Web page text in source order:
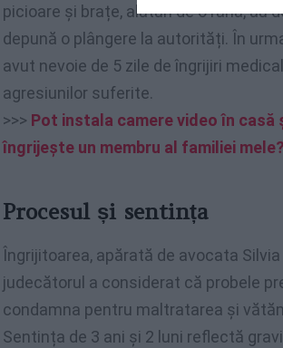
picioare și brațe, alături de o rană,
depună o plângere la autorități. În
avut nevoie de 5 zile de îngrijiri
agresiunilor suferite.
>>> Pot instala camere video în
îngrijește un membru al familiei
Procesul și sentința
Îngrijitoarea, apărată de avocata
judecătorul a considerat că probele
condamna pentru maltratarea și
Sentința de 3 ani și 2 luni reflectă